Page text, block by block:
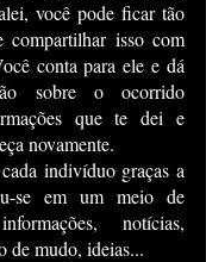
você pode ficar tão
compartilhar isso com
conta para ele e dá
sobre o ocorrido
que te dei e
novamente.
se em um meio de
notícias,
de mudo, ideias...